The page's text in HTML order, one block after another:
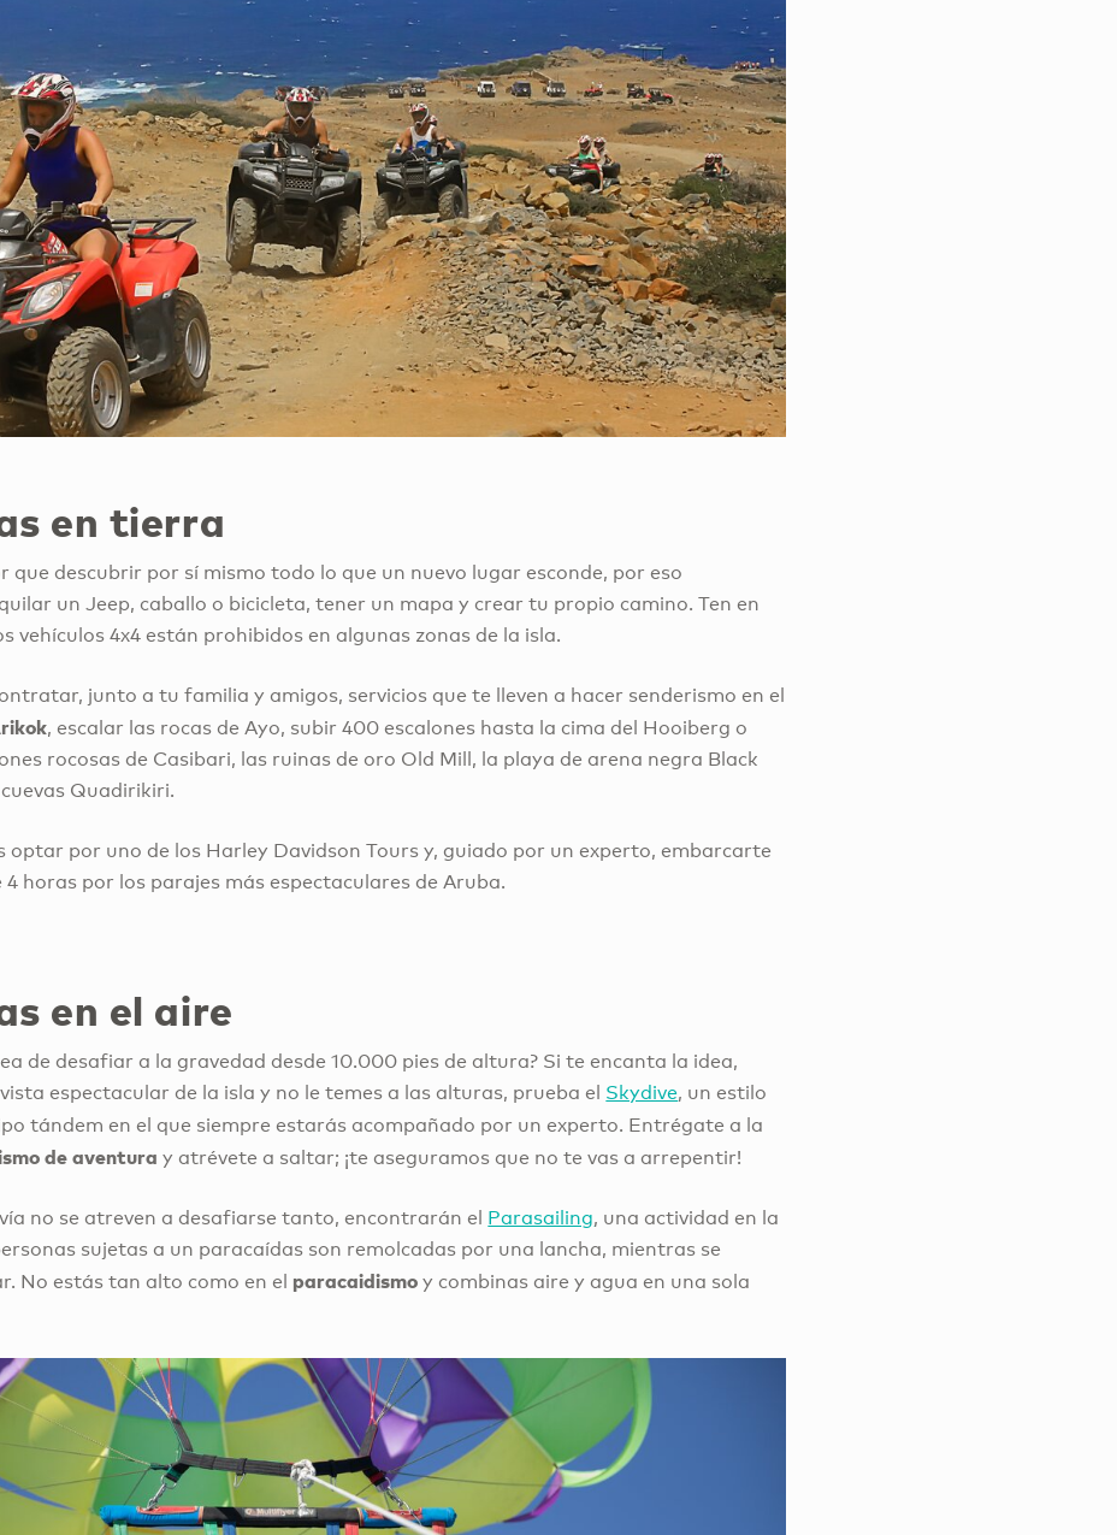
en tierra
que descubrir por sí mismo todo lo que un nuevo lugar esconde, por eso
un Jeep, caballo o bicicleta, tener un mapa y crear tu propio camino. Ten en
vehículos 4x4 están prohibidos en algunas zonas de la isla.
junto a tu familia y amigos, servicios que te lleven a hacer senderismo en el
, escalar las rocas de Ayo, subir 400 escalones hasta la cima del Hooiberg o
rocosas de Casibari, las ruinas de oro Old Mill, la playa de arena negra Black
Quadirikiri.
optar por uno de los Harley Davidson Tours y, guiado por un experto, embarcarte
4 horas por los parajes más espectaculares de Aruba.
en el aire
de desafiar a la gravedad desde 10.000 pies de altura? Si te encanta la idea,
espectacular de la isla y no le temes a las alturas, prueba el Skydive, un estilo
tándem en el que siempre estarás acompañado por un experto. Entrégate a la
de aventuray atrévete a saltar; ¡te aseguramos que no te vas a arrepentir!
no se atreven a desafiarse tanto, encontrarán el Parasailing, una actividad en la
sujetas a un paracaídas son remolcadas por una lancha, mientras se
No estás tan alto como en el paracaidismo y combinas aire y agua en una sola